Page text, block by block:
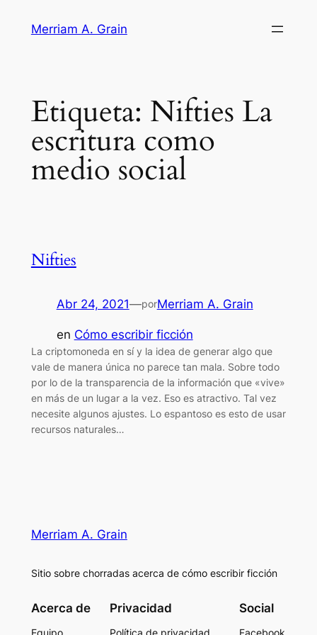
Merriam A. Grain
Etiqueta: Nifties La
escritura como
medio social
Nifties
Abr 24, 2021—porMerriam A. Grain
en Cómo escribir ficción
La criptomoneda en sí y la idea de generar algo que
vale de manera única no parece tan mala. Sobre todo
por lo de la transparencia de la información que «vive»
en más de un lugar a la vez. Eso es atractivo. Tal vez
necesite algunos ajustes. Lo espantoso es esto de usar
recursos naturales…
Merriam A. Grain
Sitio sobre chorradas acerca de cómo escribir ficción
Acerca de Privacidad Social